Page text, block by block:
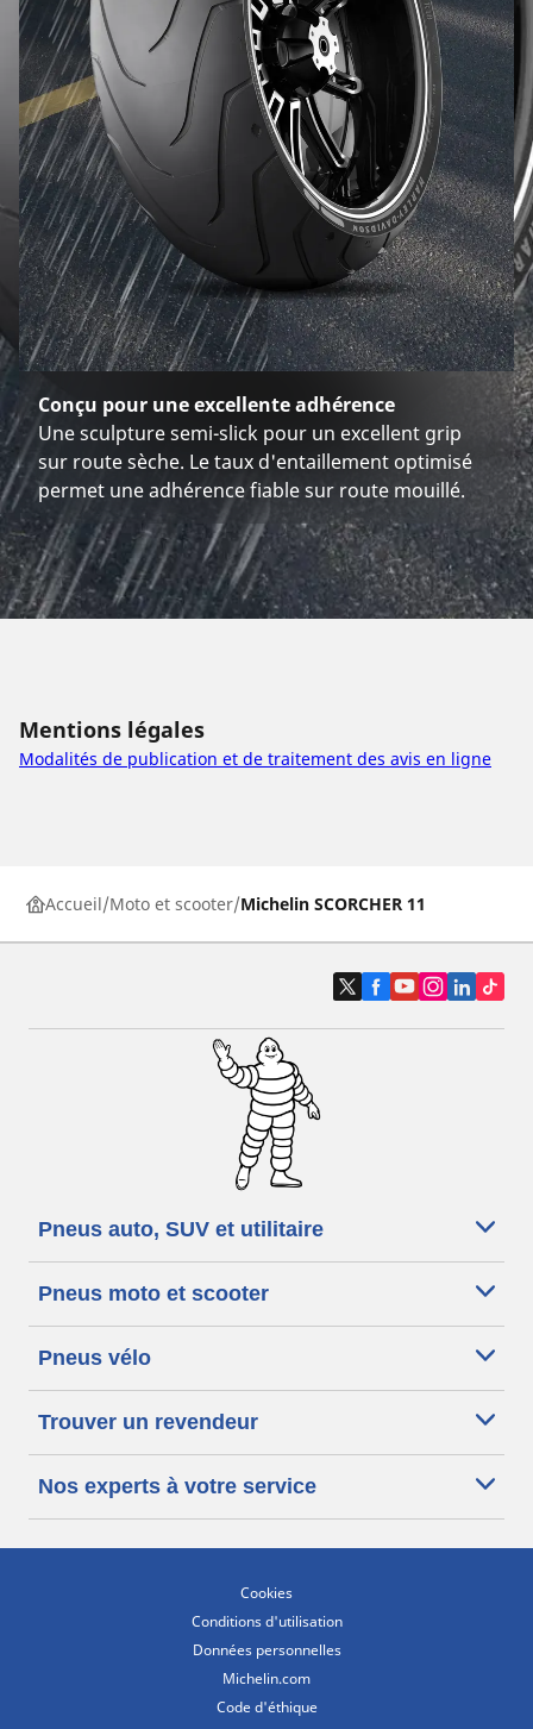
Conçu pour une excellente adhérence
Une sculpture semi-slick pour un excellent grip
sur route sèche. Le taux d'entaillement optimisé
permet une adhérence fiable sur route mouillé.
Mentions légales
Modalités de publication et de traitement des avis en ligne
Accueil Moto et scooter Michelin SCORCHER 11
Pneus auto, SUV et utilitaire
Pneus moto et scooter
Pneus vélo
Trouver un revendeur
Nos experts à votre service
Cookies
Conditions d'utilisation
Données personnelles
Michelin.com
Code d'éthique